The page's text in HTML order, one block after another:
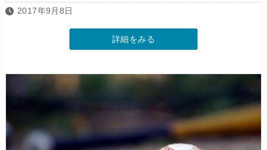
2017年9月8日
詳細をみる